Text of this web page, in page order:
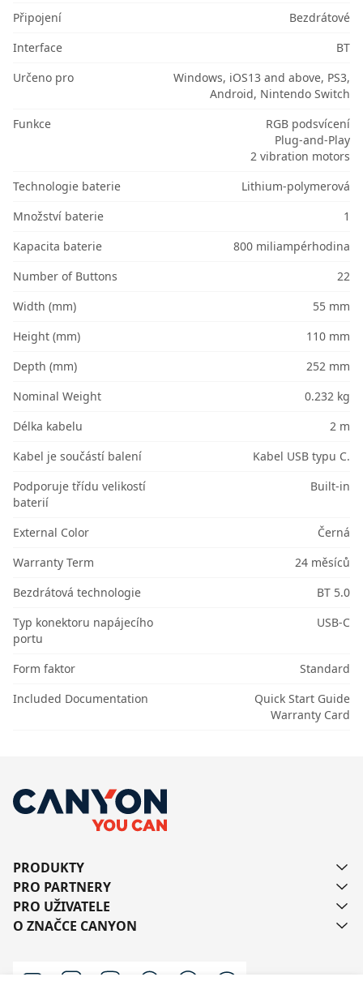
Připojení
Bezdrátové
Interface
BT
Určeno pro
Windows, iOS13 and above, PS3,
Android, Nintendo Switch
Funkce
RGB podsvícení
Plug-and-Play
2 vibration motors
Technologie baterie
Lithium-polymerová
Množství baterie
1
Kapacita baterie
800 miliampérhodina
Number of Buttons
22
Width (mm)
55 mm
Height (mm)
110 mm
Depth (mm)
252 mm
Nominal Weight
0.232 kg
Délka kabelu
2 m
Kabel je součástí balení
Kabel USB typu C.
Podporuje třídu velikostí
baterií
Built-in
External Color
Černá
Warranty Term
24 měsíců
Bezdrátová technologie
BT 5.0
Typ konektoru napájecího
portu
USB-C
Form faktor
Standard
Included Documentation
Quick Start Guide
Warranty Card
PRODUKTY
PRO PARTNERY
PRO UŽIVATELE
O ZNAČCE CANYON